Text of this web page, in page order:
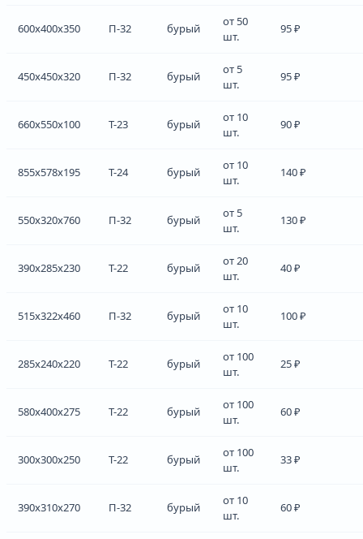
600x400x350 П-32 бурый
от 50
шт.
95 ₽
450x450x320 П-32 бурый
от 5
шт.
95 ₽
660x550x100 Т-23 бурый
от 10
шт.
90 ₽
855x578x195 Т-24 бурый
от 10
шт.
140 ₽
550x320x760 П-32 бурый
от 5
шт.
130 ₽
390x285x230 Т-22 бурый
от 20
шт.
40 ₽
515x322x460 П-32 бурый
от 10
шт.
100 ₽
285x240x220 Т-22 бурый
от 100
шт.
25 ₽
580x400x275 Т-22 бурый
от 100
шт.
60 ₽
300x300x250 Т-22 бурый
от 100
шт.
33 ₽
390x310x270 П-32 бурый
от 10
шт.
60 ₽